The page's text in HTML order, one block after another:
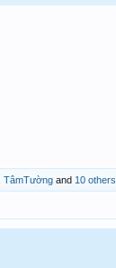
TâmTường and 10 others